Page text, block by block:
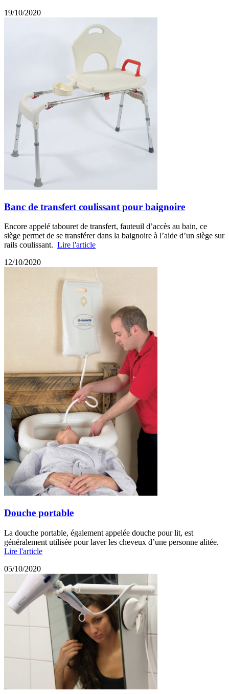
19/10/2020
Banc de transfert coulissant pour baignoire
Encore appelé tabouret de transfert, fauteuil d’accès au bain, ce
siège permet de se transférer dans la baignoire à l’aide d’un siège sur
rails coulissant. Lire l'article
12/10/2020
Douche portable
La douche portable, également appelée douche pour lit, est
généralement utilisée pour laver les cheveux d’une personne alitée.
Lire l'article
05/10/2020